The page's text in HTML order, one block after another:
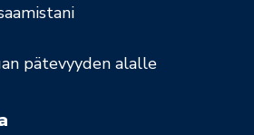
pätevyyden alalle